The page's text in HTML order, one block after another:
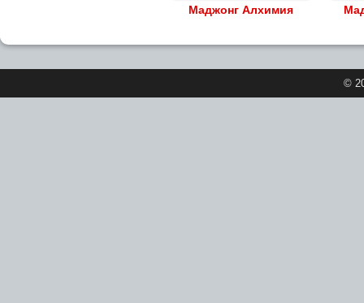
Маджонг Алхимия
©